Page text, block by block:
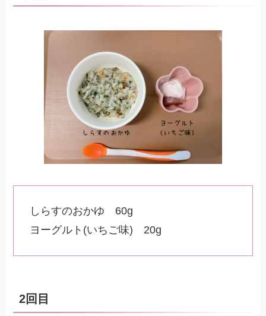
しらすのおかゆ 60g
ヨーグルト(いちご味) 20g
2回目